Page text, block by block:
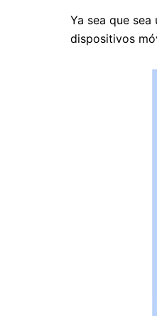
Ya sea que
dispositivos